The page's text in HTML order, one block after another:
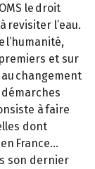
le droit
revisiter l’eau.
l’humanité,
et sur
changement
à faire
dont
France…
son dernier